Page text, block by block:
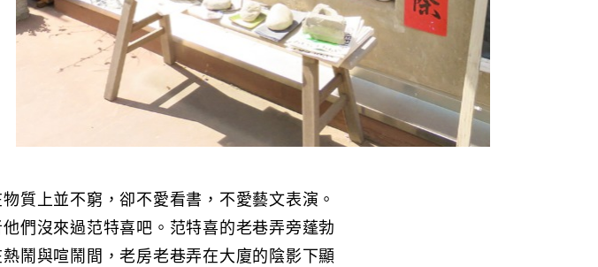
質上並不窮，卻不愛看書，不愛藝文表演。
們沒來過范特喜吧。范特喜的老巷弄旁蓬勃
鬧與喧鬧間，老房老巷弄在大廈的陰影下顯